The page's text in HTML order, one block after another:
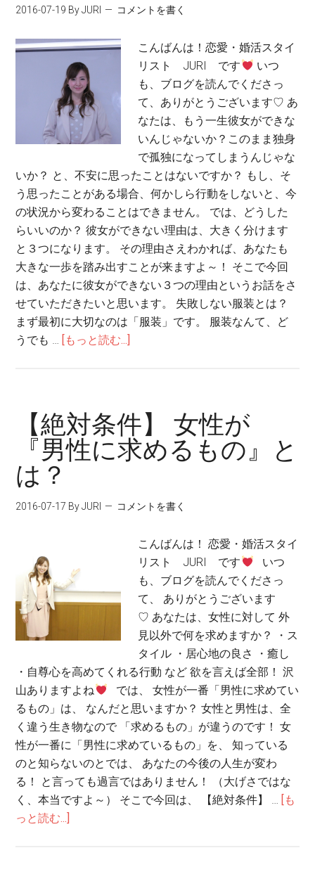
2016-07-19 By JURI コメントを書く
こんばんは！恋愛・婚活スタイ
リスト JURI です
いつ
も、ブログを読んでくださっ
て、ありがとうございます♡ あ
なたは、もう一生彼女ができな
いんじゃないか？このまま独身
で孤独になってしまうんじゃな
いか？ と、不安に思ったことはないですか？ もし、そ
う思ったことがある場合、何かしら行動をしないと、今
の状況から変わることはできません。 では、どうした
らいいのか？ 彼女ができない理由は、大きく分けます
と３つになります。 その理由さえわかれば、あなたも
大きな一歩を踏み出すことが来ますよ～！ そこで今回
は、あなたに彼女ができない３つの理由というお話をさ
せていただきたいと思います。 失敗しない服装とは？
まず最初に大切なのは「服装」です。 服装なんて、ど
うでも … [もっと読む...]
【絶対条件】 女性が
『男性に求めるもの』と
は？
2016-07-17 By JURI コメントを書く
こんばんは！ 恋愛・婚活スタイ
リスト JURI です
いつ
も、ブログを読んでくださっ
て、 ありがとうございます
♡ あなたは、女性に対して 外
見以外で何を求めますか？ ・ス
タイル ・居心地の良さ ・癒し
・自尊心を高めてくれる行動 など 欲を言えば全部！ 沢
山ありますよね
では、 女性が一番「男性に求めてい
るもの」は、 なんだと思いますか？ 女性と男性は、全
く違う生き物なので 「求めるもの」が違うのです！ 女
性が一番に「男性に求めているもの」を、 知っている
のと知らないのとでは、 あなたの今後の人生が変わ
る！ と言っても過言ではありません！ （大げさではな
く、本当ですよ～） そこで今回は、 【絶対条件】 … [も
っと読む...]